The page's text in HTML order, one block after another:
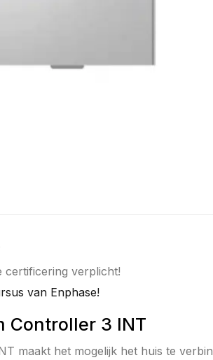
certificering verplicht!
van Enphase!
Controller 3 INT
maakt het mogelijk het huis te